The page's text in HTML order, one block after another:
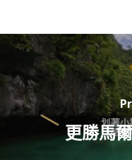
更勝馬